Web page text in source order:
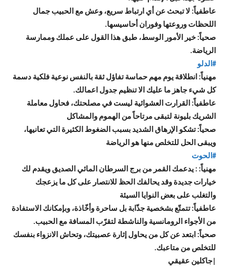
عاطفياً: لا تبحث عن أي ارتباط سريع، وعش مع الحبيب جمال
اللحظات وروعتها وفوران أحاسيسها.
صحياً: خير الأمور الوسط، طبق هذا القول على عملك وممارسة
الرياضة.
#الدلو
مهنياً: انطلاقة يوم مهم حماسة تفاؤل ثقة بالنفس نوعية فلكية دسمة
كل شيء جاهز ما عليك الا تنظيم جدول اعمالك.
عاطفياً: القرارت العشوائية ليست في مصلحتك، فحاول معاملة
الشريك بليونة لتبقى مرتاحاً من الهموم والمشاكل
صحياً: تشكو الإرهاق الشديد بسبب الضغوط الكثيرة التي تعانيها،
ويبقى الحل للتخلص منها هو الرياضة
#الحوت
مهنياً: : يدعمك القمر من برج السرطان المائي الصديق ويقدم لك
خيارات جديدة وقد يحالفك الحظ للانتصار على كل ما يزعجك
والتغلب على بعض النوايا السيئة
عاطفياً: تتمتّع بشخصية جذّابة بل ساحرة وأخّاذة، وبإمكانك الاستفادة
من الأجواء الرومانسية والناشطة لتقرّب المسافة مع الحبيب.
صحياً: ابتعد عن كل من يحاول إثارة عصبيتك، وتحاش الانزواء بنفسك
للتخلص من متاعبك.
|جاكلين عقيقي